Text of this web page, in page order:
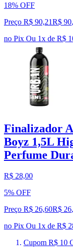
18% OFF
Preço R$ 90,21R$ 90,
no Pix Ou 1x de R$
Finalizador
Boyz 1,5L
Perfume
R$ 28,00
5% OFF
Preço R$ 26,60R$ 26,
no Pix Ou 1x de R$
Cupom R$ 10